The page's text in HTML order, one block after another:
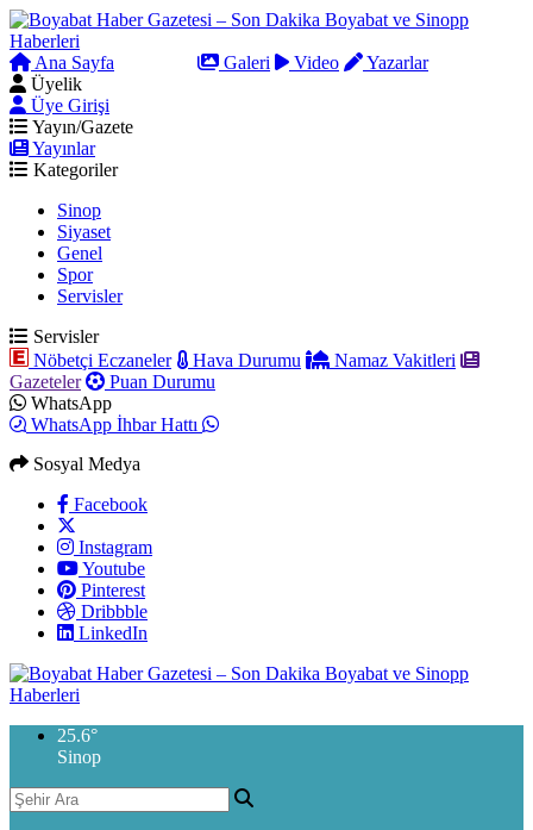
Ana Sayfa Galeri Video
Yazarlar
Üyelik
Üye Girişi
Yayın/Gazete
Yayınlar
Kategoriler
Sinop
Siyaset
Genel
Spor
Servisler
Servisler
Nöbetçi Eczaneler
Hava Durumu
Namaz Vakitleri
Gazeteler
Puan Durumu
WhatsApp
WhatsApp İhbar Hattı
Sosyal Medya
Facebook
Instagram
Youtube
Pinterest
Dribbble
LinkedIn
25.6°
Sinop